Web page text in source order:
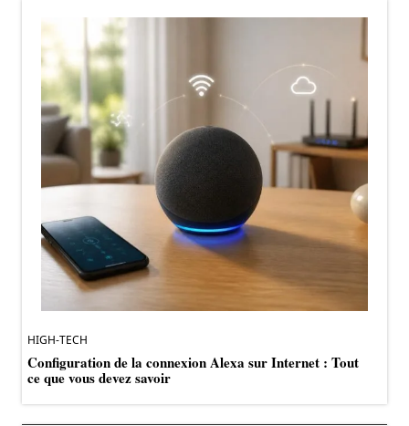
HIGH-TECH
Configuration de la connexion Alexa sur Internet : Tout
ce que vous devez savoir